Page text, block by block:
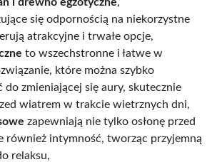
się odpornością na niekorzystne
atrakcyjne i trwałe opcje,
to wszechstronne i łatwe w
które można szybko
do zmieniającej się aury, skutecznie
wiatrem w trakcie wietrznych dni,
zapewniają nie tylko osłonę przed
również intymność, tworząc przyjemną
relaksu,